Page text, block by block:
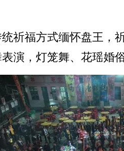
祈福方式缅怀盘王
演，灯笼舞、花瑶婚